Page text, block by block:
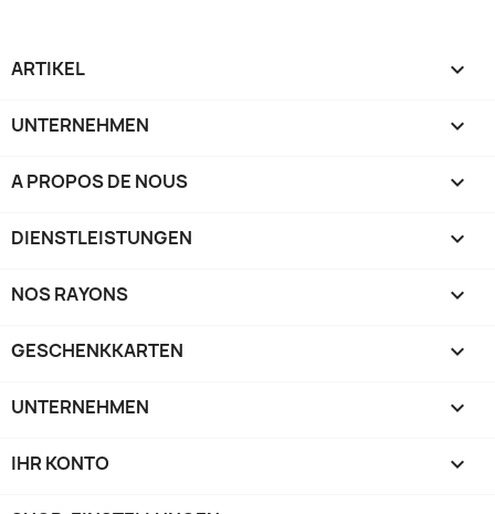
ARTIKEL 
UNTERNEHMEN 
A PROPOS DE NOUS 
DIENSTLEISTUNGEN 
NOS RAYONS 
GESCHENKKARTEN 
UNTERNEHMEN 
IHR KONTO 